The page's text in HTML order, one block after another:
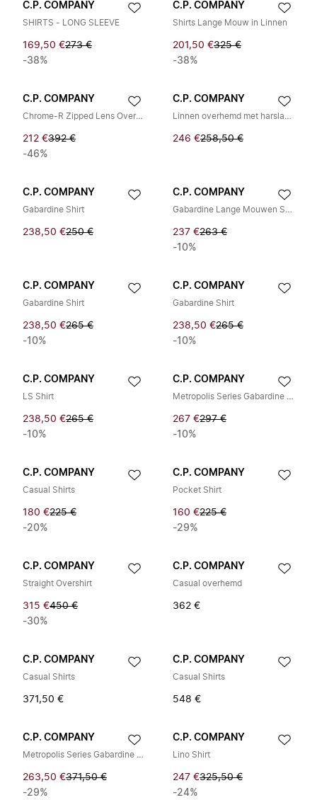
C.P. COMPANY
SHIRTS - LONG SLEEVE
169,50 €273 €
-38%
C.P. COMPANY
Shirts Lange Mouw in Linnen
201,50 €325 €
-38%
C.P. COMPANY
Chrome-R Zipped Lens Overshirt
212 €392 €
-46%
C.P. COMPANY
Linnen overhemd met harslaag en zak
246 €258,50 €
C.P. COMPANY
Gabardine Shirt
238,50 €250 €
C.P. COMPANY
Gabardine Lange Mouwen Shirt
237 €263 €
-10%
C.P. COMPANY
Gabardine Shirt
238,50 €265 €
-10%
C.P. COMPANY
Gabardine Shirt
238,50 €265 €
-10%
C.P. COMPANY
LS Shirt
238,50 €265 €
-10%
C.P. COMPANY
Metropolis Series Gabardine Lange Mouw Button Shi
267 €297 €
-10%
C.P. COMPANY
Casual Shirts
180 €225 €
-20%
C.P. COMPANY
Pocket Shirt
160 €225 €
-29%
C.P. COMPANY
Straight Overshirt
315 €450 €
-30%
C.P. COMPANY
Casual overhemd
362 €
C.P. COMPANY
Casual Shirts
371,50 €
C.P. COMPANY
Casual Shirts
548 €
C.P. COMPANY
Metropolis Series Gabardine Longsleeve Button Shirt
263,50 €371,50 €
-29%
C.P. COMPANY
Lino Shirt
247 €325,50 €
-24%